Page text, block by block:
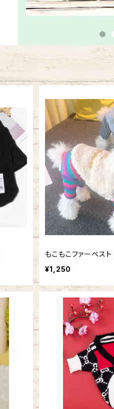
もこもこファーベス
¥1,250